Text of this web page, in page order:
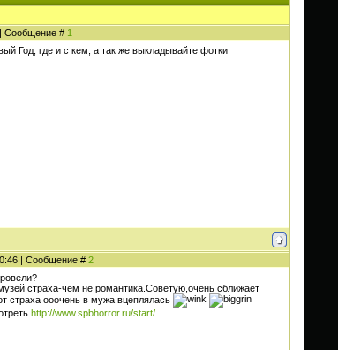
Сообщение # 1
Год, где и с кем, а так же выкладывайте фотки
| Сообщение # 2
страха-чем не романтика.Советую,очень сближает
страха ооочень в мужа вцеплялась
http://www.spbhorror.ru/start/